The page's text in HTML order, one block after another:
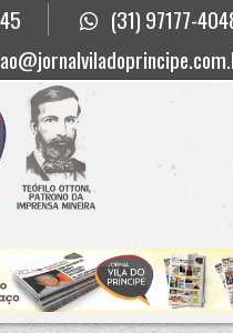
(31) 97177-